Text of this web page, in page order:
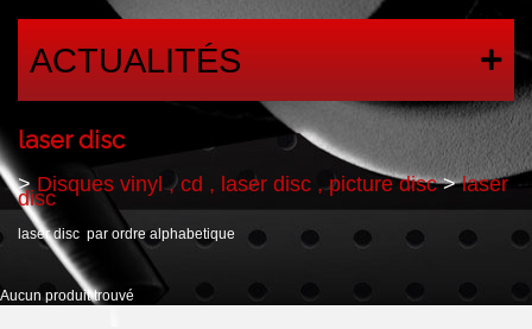
ACTUALITÉS
laser disc
>Disques vinyl , cd , laser disc , picture disc>laser
disc
laser disc par ordre alphabetique
Aucun produit trouvé